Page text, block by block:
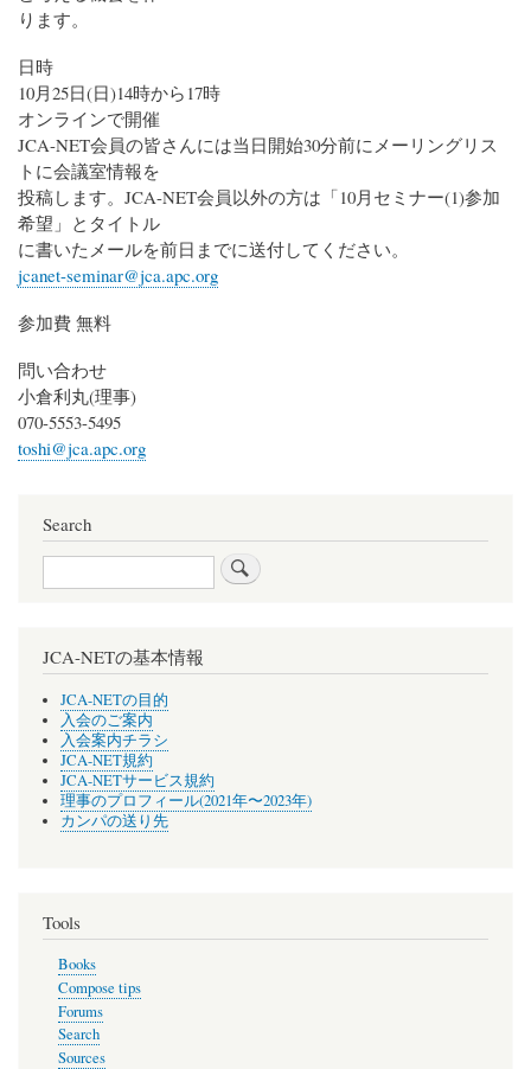
ります。
日時
10月25日(日)14時から17時
オンラインで開催
JCA-NET会員の皆さんには当日開始30分前にメーリングリス
トに会議室情報を
投稿します。JCA-NET会員以外の方は「10月セミナー(1)参加
希望」とタイトル
に書いたメールを前日までに送付してください。
jcanet-seminar@jca.apc.org
参加費 無料
問い合わせ
小倉利丸(理事)
070-5553-5495
toshi@jca.apc.org
Search
Search
JCA-NETの基本情報
JCA-NETの目的
入会のご案内
入会案内チラシ
JCA-NET規約
JCA-NETサービス規約
理事のプロフィール(2021年〜2023年)
カンパの送り先
Tools
Books
Compose tips
Forums
Search
Sources